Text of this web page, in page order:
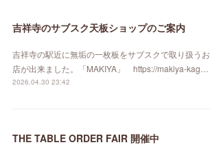
吉祥寺のサブスク天板ショップのご案内
吉祥寺の駅近に無垢の一枚板をサブスクで取り扱うお
店が出来ました。「MAKIYA」 https://makiya-kag…
2026.04.30 23:42
THE TABLE ORDER FAIR 開催中